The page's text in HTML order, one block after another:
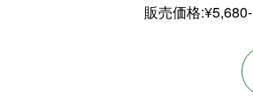
販売価格:¥5,680-